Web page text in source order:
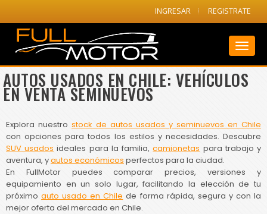
INGRESAR REGISTRATE
AUTOS USADOS EN CHILE: VEHÍCULOS
EN VENTA SEMINUEVOS
Explora nuestro stock de autos usados y seminuevos en Chile
con opciones para todos los estilos y necesidades. Descubre
SUV usados ideales para la familia,camionetas para trabajo y
aventura, yautos económicos perfectos para la ciudad.
En FullMotor puedes comparar precios, versiones y
equipamiento en un solo lugar, facilitando la elección de tu
próximoauto usado en Chile de forma rápida, segura y con la
mejor oferta del mercado en Chile.